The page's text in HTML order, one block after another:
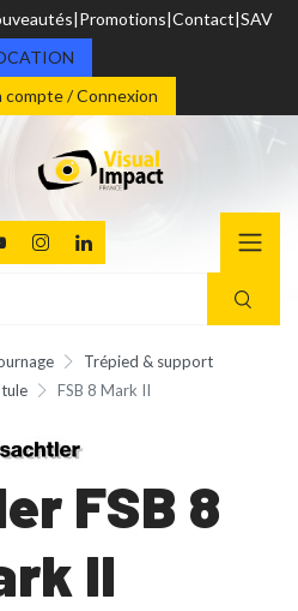
Promotions Contact SAV
compte / Connexion
Trépied & support
FSB 8 Mark II
FSB 8
II